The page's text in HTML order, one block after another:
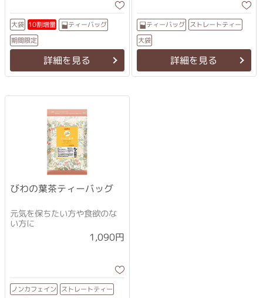
大袋 10割増量 ティーバッグ
期間限定
詳細を見る
ティーバッグ ストレートティー
大袋
詳細を見る
びわの葉茶ティーバッグ
元気を保ちたい方や食欲のな
い方に
1,090円
ノンカフェイン ストレートティー